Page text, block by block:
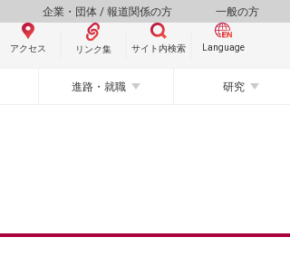
企業・団体 / 報道関係の方 一般の方
アクセス リンク集 サイト内検索 Language
進路・就職 研究